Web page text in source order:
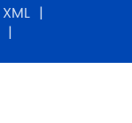
XML |
|